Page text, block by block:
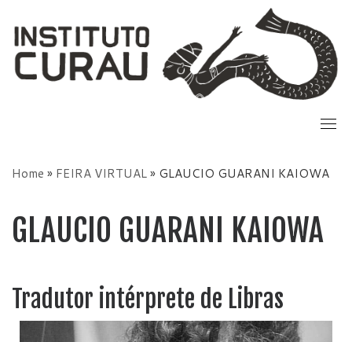
content
Home » FEIRA VIRTUAL» GLAUCIO GUARANI KAIOWA
GLAUCIO GUARANI KAIOWA
Tradutor intérprete de Libras